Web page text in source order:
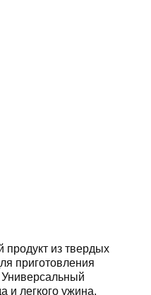
продукт из твердых
приготовления
Универсальный
и легкого ужина,